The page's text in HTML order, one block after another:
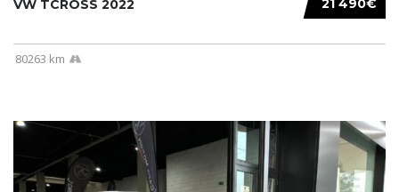
21 490€
VW TCROSS 2022
80263 km